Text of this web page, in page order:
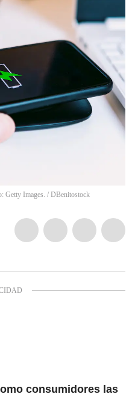
Getty Images. / DBenitostock
consumidores las